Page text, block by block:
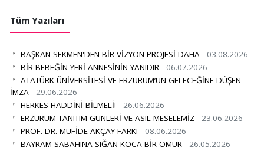
Tüm Yazıları
BAŞKAN SEKMEN'DEN BİR VİZYON PROJESİ DAHA - 03.08.2026
BİR BEBEĞİN YERİ ANNESİNİN YANIDIR - 06.07.2026
ATATÜRK ÜNİVERSİTESİ VE ERZURUM’UN GELECEĞİNE DÜŞEN
İMZA - 29.06.2026
HERKES HADDİNİ BİLMELİ! - 26.06.2026
ERZURUM TANITIM GÜNLERİ VE ASIL MESELEMİZ - 23.06.2026
PROF. DR. MÜFİDE AKÇAY FARKI - 08.06.2026
BAYRAM SABAHINA SIĞAN KOCA BİR ÖMÜR - 26.05.2026